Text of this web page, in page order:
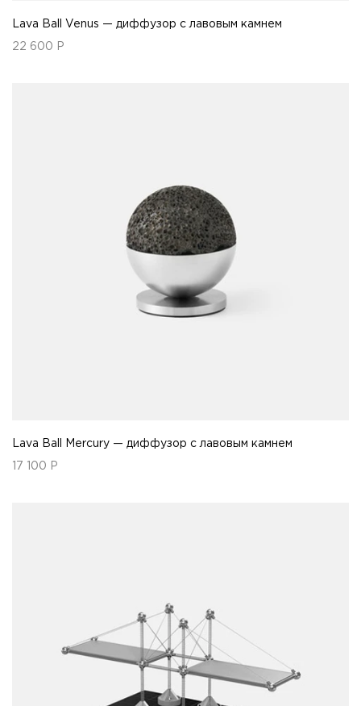
Lava Ball Venus — диффузор с лавовым камнем
22 600 Р
Lava Ball Mercury — диффузор с лавовым камнем
17 100 Р